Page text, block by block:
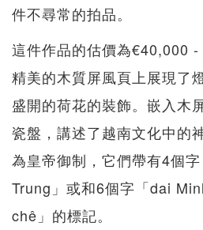
件不尋常的拍品。
這件作品的估價為€40,000
精美的木質屏風頁上展現了
盛開的荷花的裝飾。嵌入木
瓷盤，講述了越南文化中的
為皇帝御制，它們帶有4個
Trung」或和6個字「dai
chê」的標記。